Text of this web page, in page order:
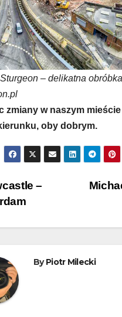
– delikatna
zmiany w naszym
oby dobrym.
–
ByPiotr Milecki